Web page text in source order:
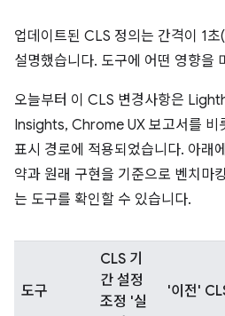
업데이트된 CLS 정의는 간격이 1
설명했습니다. 도구에 어떤 영향을
오늘부터 이 CLS 변경사항은
Insights, Chrome UX 보고서를 비
표시 경로에 적용되었습니다. 아래
약과 원래 구현을 기준으로 벤치마
는 도구를 확인할 수 있습니다.
도구
CLS 기
간 설정
조정 '실
'이전'